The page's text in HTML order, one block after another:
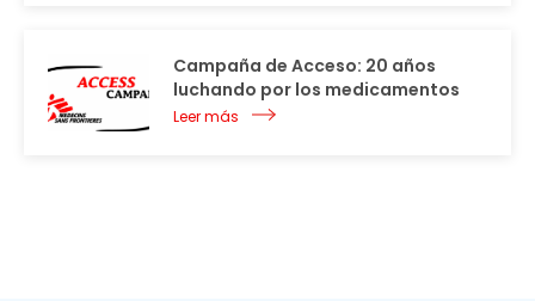
Campaña de Acceso: 20 años
luchando por los medicamentos
Leer más